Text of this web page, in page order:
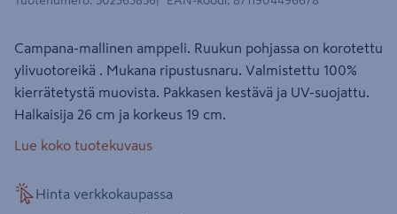
Campana-mallinen amppeli. Ruukun pohjassa on korotettu
ylivuotoreikä . Mukana ripustusnaru. Valmistettu 100%
kierrätetystä muovista. Pakkasen kestävä ja UV-suojattu.
Halkaisija 26 cm ja korkeus 19 cm.
Lue koko tuotekuvaus
Hinta verkkokaupassa